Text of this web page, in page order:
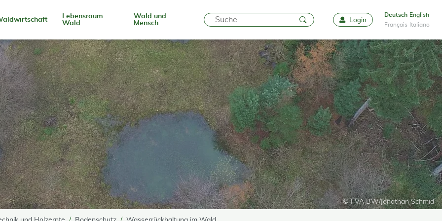
Lebensraum
Wald
Wald und
Mensch
FavoritenLogin
Deutsch English
Français
Italiano
© FVA BW/Jonathan Schmid